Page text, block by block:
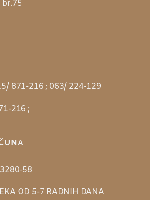
871-216 ; 063/ 224-129
216 ;
58
OD 5-7 RADNIH DANA